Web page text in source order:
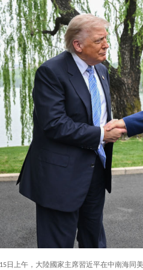
日上午，大陸國家主席習近平在中南海同